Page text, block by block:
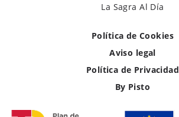
La Sagra Al Día
Política de Cookies
Aviso legal
Política de Privacidad
By Pisto